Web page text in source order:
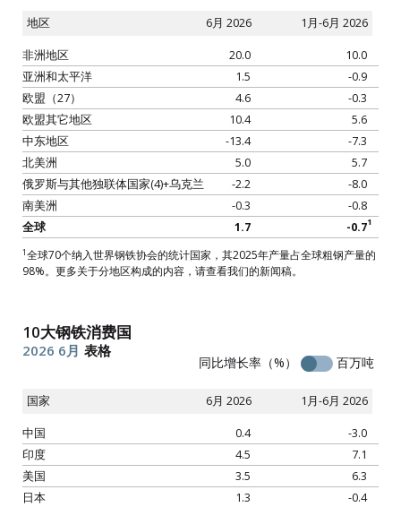
地区 6月 2026 1月-6月 2026
非洲地区 20.0
10.0
亚洲和太平洋
1.5
-0.9
欧盟（27）
4.6
-0.3
欧盟其它地区
10.4
5.6
中东地区
-13.4
-7.3
北美洲
5.0
5.7
俄罗斯与其他独联体国家(4)+乌克兰
-2.2
-8.0
南美洲
-0.3
-0.8
全球
1.7 -0.71
1全球70个纳入世界钢铁协会的统计国家，其2025年产量占全球粗钢产量的
98%。更多关于分地区构成的内容，请查看我们的新闻稿。
2026 6月 表格
10大钢铁消费国
同比增长率（%） 百万吨
国家 6月 2026 1月-6月 2026
中国 0.4
-3.0
印度
4.5
7.1
美国
3.5
6.3
日本
1.3
-0.4